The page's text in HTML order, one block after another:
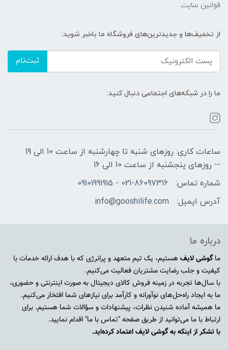
قوانین سایت
از تخفیف‌ها و جدیدترین‌های فروشگاه ما باخبر شوید:
ثبت‌نام
ما را در شبکه‌های اجتماعی دنبال کنید:
ساعات کاری: روزهای شنبه تا چهارشنبه از ساعت 10 الی 19
-- روزهای پنجشنبه از ساعت 10 الی 16
شماره تماس:
021-86097316 - 09101991915
آدرس ایمیل:
info@gooshilife.com
درباره ما
ماگوشی لایف هستیم، یک تیم متعهد و پرانرژی که با هدف ارائه خدمات با
کیفیت و جلب رضایت مشتریان فعالیت می‌کنیم.
با سال‌ها تجربه در زمینه فروش کالای دیجیتال به صورت اینترنتی و حضوری،
ما به ایجاد راه‌حل‌های نوآورانه و کارآمد برای نیازهای شما افتخار می‌کنیم.
ما همیشه آماده شنیدن نظرات، پیشنهادات و سؤالات شما هستیم. برای
ارتباط با ما می‌توانید از طریق صفحه "تماس با ما" اقدام نمایید.
با تشکر از اینکه به گوشی لایف اعتماد کرده‌اید.